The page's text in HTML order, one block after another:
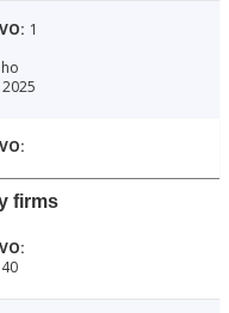
1
firms